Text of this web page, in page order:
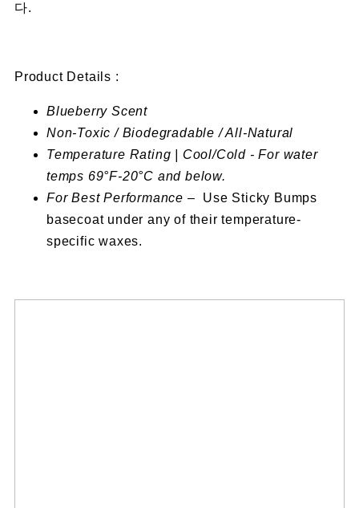
다.
Product Details :
Blueberry Scent
Non-Toxic / Biodegradable / All-Natural
Temperature Rating | Cool/Cold - For water
temps 69°F-20°C and below.
For Best Performance – Use Sticky Bumps
basecoat under any of their temperature-
specific waxes.